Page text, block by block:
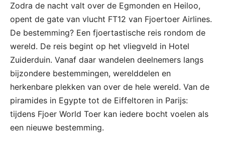
Zodra de nacht valt over de Egmonden en Heiloo,
opent de gate van vlucht FT12 van Fjoertoer Airlines.
De bestemming? Een fjoertastische reis rondom de
wereld. De reis begint op het vliegveld in Hotel
Zuiderduin. Vanaf daar wandelen deelnemers langs
bijzondere bestemmingen, werelddelen en
herkenbare plekken van over de hele wereld. Van de
piramides in Egypte tot de Eiffeltoren in Parijs:
tijdens Fjoer World Toer kan iedere bocht voelen als
een nieuwe bestemming.